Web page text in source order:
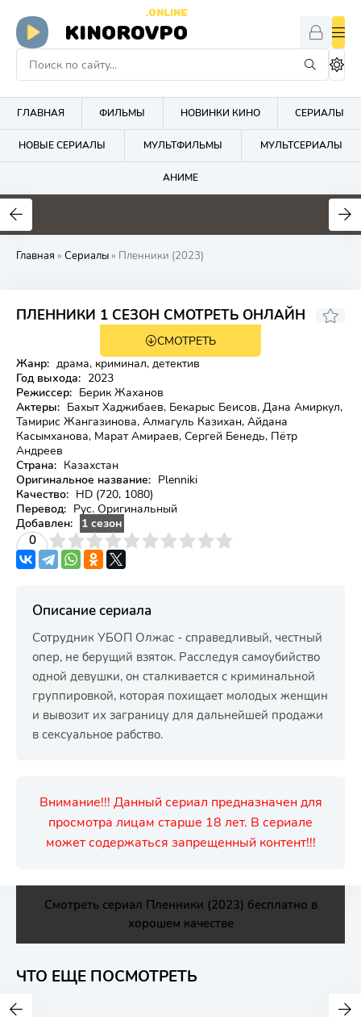
KINOROVPO
.ONLINE
ГЛАВНАЯ ФИЛЬМЫ НОВИНКИ КИНО СЕРИАЛЫ
НОВЫЕ СЕРИАЛЫ МУЛЬТФИЛЬМЫ МУЛЬТСЕРИАЛЫ
АНИМЕ
Главная » Сериалы» Пленники (2023)
ПЛЕННИКИ 1 СЕЗОН СМОТРЕТЬ ОНЛАЙН
8.3
СМОТРЕТЬ
Жанр: драма, криминал, детектив
Год выхода: 2023
Режиссер: Берик Жаханов
Актеры: Бахыт Хаджибаев, Бекарыс Беисов, Дана Амиркул,
Тамирис Жангазинова, Алмагуль Казихан, Айдана
Касымханова, Марат Амираев, Сергей Бенедь, Пётр
Андреев
Страна: Казахстан
Оригинальное название: Plenniki
Качество: HD (720, 1080)
Перевод: Рус. Оригинальный
Добавлен:
1 сезон
0
4 5 6 7 8 9 10
Описание сериала
Сотрудник УБОП Олжас - справедливый, честный
опер, не берущий взяток. Расследуя самоубийство
одной девушки, он сталкивается с криминальной
группировкой, которая похищает молодых женщин
и вывозит их заграницу для дальнейшей продажи
в сексуальное рабство.
Внимание!!! Данный сериал предназначен для
просмотра лицам старше 18 лет. В сериале
может содержаться запрещенный контент!!!
Смотреть сериал Пленники (2023) бесплатно в
хорошем качестве
ЧТО ЕЩЕ ПОСМОТРЕТЬ